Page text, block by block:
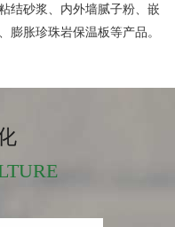
结砂浆、内外墙腻子粉、嵌
膨胀珍珠岩保温板等产品。